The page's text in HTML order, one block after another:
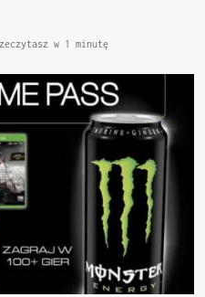
w 1 minutę